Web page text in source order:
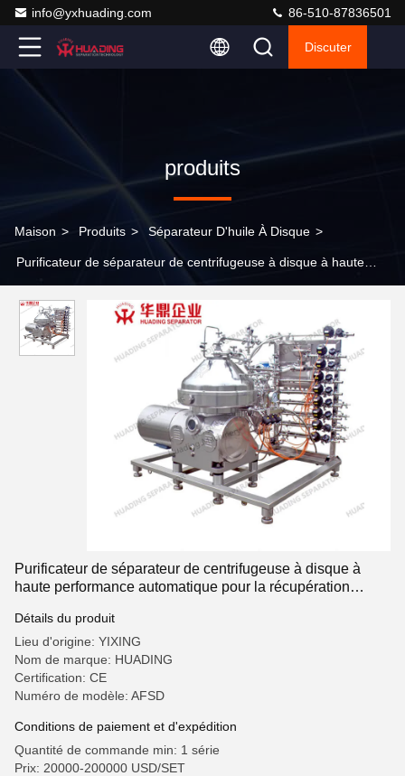
info@yxhuading.com 86-510-87836501
Discuter
produits
Maison > Produits > Séparateur D'huile À Disque >
Purificateur de séparateur de centrifugeuse à disque à haute
Purificateur de séparateur de centrifugeuse à disque à
haute performance automatique pour la récupération
Détails du produit
Lieu d'origine: YIXING
Nom de marque: HUADING
Certification: CE
Numéro de modèle: AFSD
Conditions de paiement et d'expédition
Quantité de commande min: 1 série
Prix: 20000-200000 USD/SET